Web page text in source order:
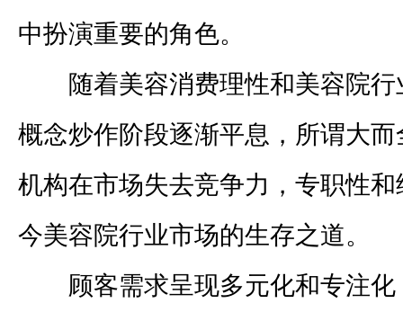
中扮演重要的角色。
随着美容消费理性和美容院行
概念炒作阶段逐渐平息，所谓大
机构在市场失去竞争力，专职性
今美容院行业市场的生存之道。
顾客需求呈现多元化和专注化